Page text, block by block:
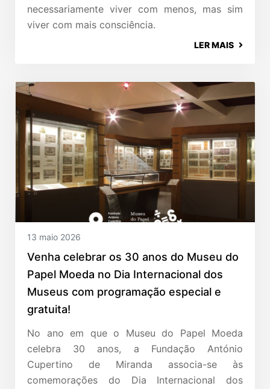
necessariamente viver com menos, mas sim
viver com mais consciência.
LER MAIS
13 maio 2026
Venha celebrar os 30 anos do Museu do
Papel Moeda no Dia Internacional dos
Museus com programação especial e
gratuita!
No ano em que o Museu do Papel Moeda
celebra 30 anos, a Fundação António
Cupertino de Miranda associa-se às
comemorações do Dia Internacional dos